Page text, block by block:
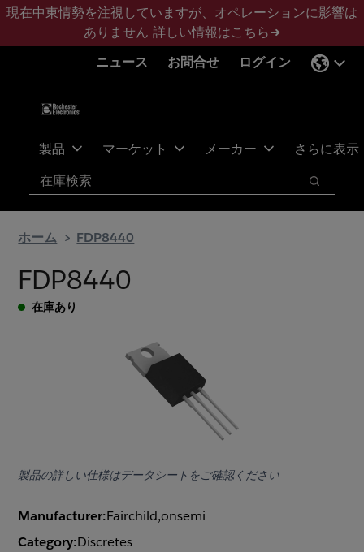
メ
ン
フ
タ
現在中東情勢を注視していますが、オペレーションに影響は
ありません 詳しい情報はこちら➜
ニュース
お問合せ ログイン
製品 マーケット メーカー さらに表示
検索
検索
ホーム FDP8440
FDP8440
在庫あり
製品の詳しい仕様はデータシートをご確認ください
Manufacturer:Fairchild,onsemi
Category:Discretes